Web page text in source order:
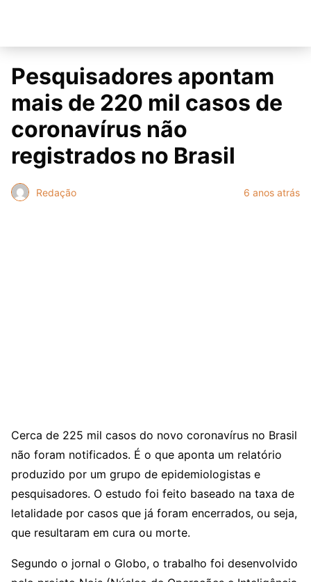
Pesquisadores apontam
mais de 220 mil casos de
coronavírus não
registrados no Brasil
Redação 6 anos atrás
Cerca de 225 mil casos do novo coronavírus no Brasil
não foram notificados. É o que aponta um relatório
produzido por um grupo de epidemiologistas e
pesquisadores. O estudo foi feito baseado na taxa de
letalidade por casos que já foram encerrados, ou seja,
que resultaram em cura ou morte.
Segundo o jornal o Globo, o trabalho foi desenvolvido